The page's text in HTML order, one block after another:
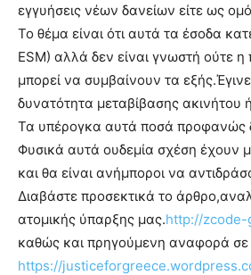
εγγυήσεις νέων δανείων είτε ως
Το θέμα είναι ότι αυτά τα έσοδα
ΕSM) αλλά δεν είναι γνωστή ούτε
μπορεί να συμβαίνουν τα
δυνατότητα μεταβίβασης ακινήτου
Τα υπέρογκα αυτά ποσά προφανώς
Φυσικά αυτά ουδεμία σχέση έχουν
και θα είναι ανήμποροι να
Διαβάστε προσεκτικά το
ατομικής ύπαρξης μας.http://zcode-
καθώς και πρηγούμενη αναφορά σε
https://